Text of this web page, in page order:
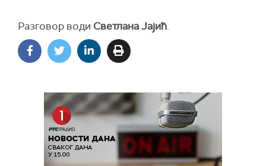
Разговор води Светлана Јајић.